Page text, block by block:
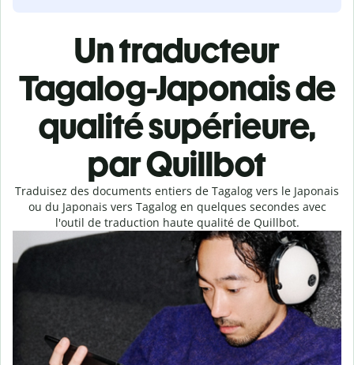
Un traducteur
Tagalog-Japonais de
qualité supérieure,
par Quillbot
Traduisez des documents entiers de Tagalog vers le Japonais
ou du Japonais vers Tagalog en quelques secondes avec
l'outil de traduction haute qualité de Quillbot.